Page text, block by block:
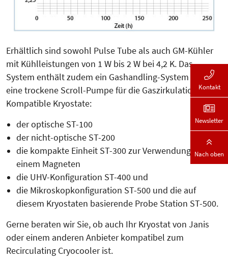
Erhältlich sind sowohl Pulse Tube als auch GM-Kühler
mit Kühlleistungen von 1 W bis 2 W bei 4,2 K. Das
System enthält zudem ein Gashandling-System und
eine trockene Scroll-Pumpe für die Gaszirkulation.
Kompatible Kryostate:
der optische ST-100
der nicht-optische ST-200
die kompakte Einheit ST-300 zur Verwendung in
einem Magneten
die UHV-Konfiguration ST-400 und
die Mikroskopkonfiguration ST-500 und die auf
diesem Kryostaten basierende Probe Station ST-500.
Gerne beraten wir Sie, ob auch Ihr Kryostat von Janis
oder einem anderen Anbieter kompatibel zum
Recirculating Cryocooler ist.
Kontakt
Newsletter
Nach oben